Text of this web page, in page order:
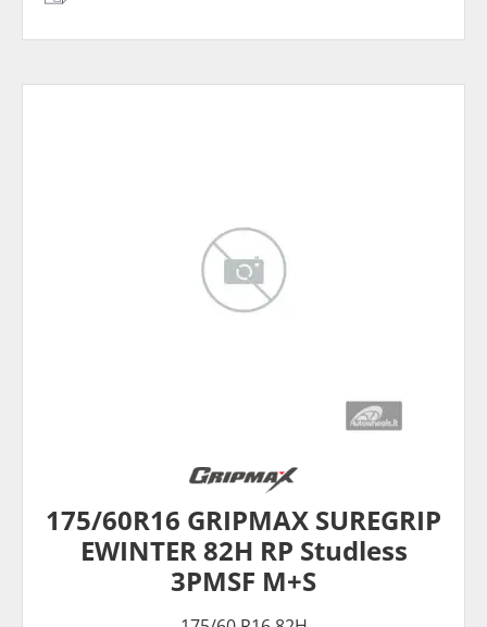
175/60R16 GRIPMAX SUREGRIP
EWINTER 82H RP Studless
3PMSF M+S